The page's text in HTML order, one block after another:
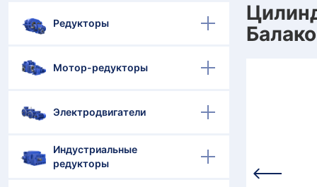
Редукторы
Мотор-редукторы
Электродвигатели
Индустриальные
редукторы